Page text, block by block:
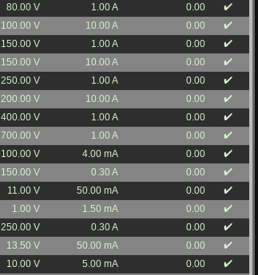
80.00 V 1.00 A 0.00
✔️
100.00 V 10.00 A 0.00
✔️
150.00 V 1.00 A 0.00
✔️
150.00 V 10.00 A 0.00
✔️
250.00 V 1.00 A 0.00
✔️
200.00 V 10.00 A 0.00
✔️
400.00 V 1.00 A 0.00
✔️
700.00 V 1.00 A 0.00
✔️
100.00 V 4.00 mA 0.00
✔️
150.00 V 0.30 A 0.00
✔️
11.00 V 50.00 mA 0.00
✔️
1.00 V 1.50 mA 0.00
✔️
250.00 V 0.30 A 0.00
✔️
13.50 V 50.00 mA 0.00
✔️
10.00 V 5.00 mA 0.00
✔️